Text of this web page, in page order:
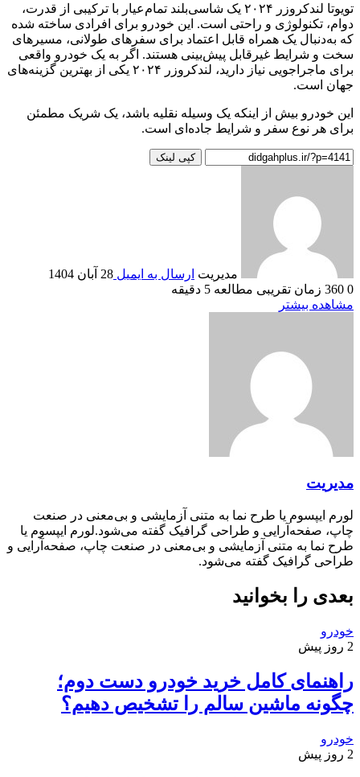
تویوتا لندکروزر ۲۰۲۴ یک شاسی‌بلند تمام‌عیار با ترکیبی از قدرت،
دوام، تکنولوژی و راحتی است. این خودرو برای افرادی ساخته شده
که به‌دنبال یک همراه قابل اعتماد برای سفرهای طولانی، مسیرهای
سخت و شرایط غیرقابل پیش‌بینی هستند. اگر به یک خودرو واقعی
برای ماجراجویی نیاز دارید، لندکروزر ۲۰۲۴ یکی از بهترین گزینه‌های
جهان است.
این خودرو بیش از اینکه یک وسیله نقلیه باشد، یک شریک مطمئن
برای هر نوع سفر و شرایط جاده‌ای است.
کپی لینک
مدیریت ارسال به ایمیل 28 آبان 1404
0
زمان تقریبی مطالعه 5 دقیقه
مشاهده بیشتر
مدیریت
لورم ایپسوم یا طرح‌ نما به متنی آزمایشی و بی‌معنی در صنعت
چاپ، صفحه‌آرایی و طراحی گرافیک گفته می‌شود.لورم ایپسوم یا
طرح‌ نما به متنی آزمایشی و بی‌معنی در صنعت چاپ، صفحه‌آرایی و
طراحی گرافیک گفته می‌شود.
بعدی را بخوانید
خودرو
2 روز پیش
راهنمای کامل خرید خودرو دست دوم؛
چگونه ماشین سالم را تشخیص دهیم؟
خودرو
2 روز پیش